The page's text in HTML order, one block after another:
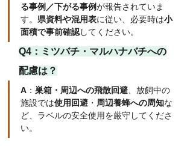
る事例／下がる事例が報告されていま
す。 県資料や混用表に従い、必要時は小
面積で事前確認してください。
Q4： ミツバチ・マルハナバチへの
配慮は？
A ： 巣箱・周辺への飛散回避、放飼中の
施設では使用回避 ・ 周辺養蜂への周知な
ど、ラベルの安全使用を厳守してくださ
い。